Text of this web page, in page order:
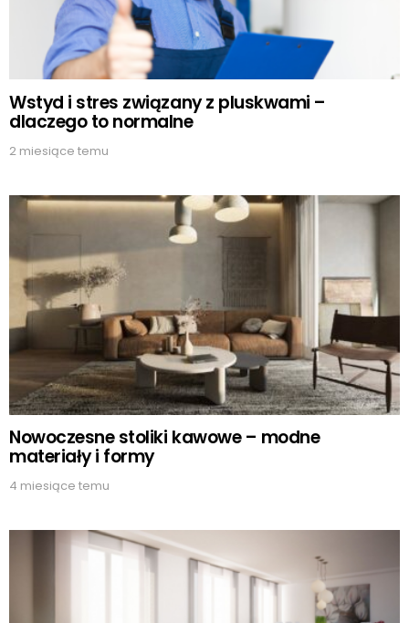
Wstyd i stres związany z pluskwami –
dlaczego to normalne
2 miesiące temu
Nowoczesne stoliki kawowe – modne
materiały i formy
4 miesiące temu